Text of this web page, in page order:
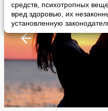
средств, психотропных
вред здоровью, их
установленную